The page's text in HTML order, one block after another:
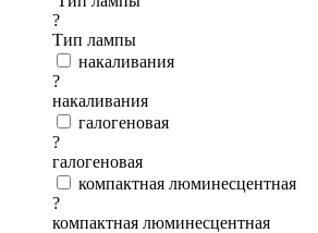
?
Тип лампы
накаливания
?
накаливания
галогеновая
?
галогеновая
компактная люминесцентная
?
компактная люминесцентная